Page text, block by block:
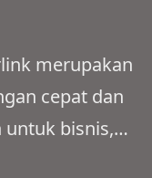
merupakan
cepat dan
untuk bisnis,